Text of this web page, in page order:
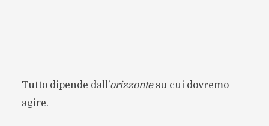
Tutto dipende dall’orizzontesu cui dovremo
agire.